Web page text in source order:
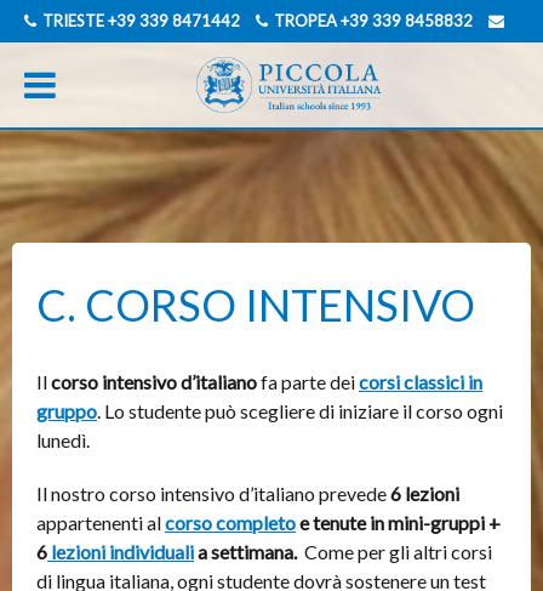
TRIESTE+39 339 8471442 TROPEA+39 339 8458832
INFO@PICCOLAUNIVERSITAITALIANA.COM
INGLESE
C. CORSO INTENSIVO
Ilcorso intensivo d’italianofa parte deicorsi classici in
gruppo. Lo studente può scegliere di iniziare il corso ogni
lunedì.
Il nostro corso intensivo d’italiano prevede6 lezioni
appartenenti alcorso completoe tenute in mini-gruppi +
6 lezioni individualia settimana.Come per gli altri corsi
di lingua italiana, ogni studente dovrà sostenere un test